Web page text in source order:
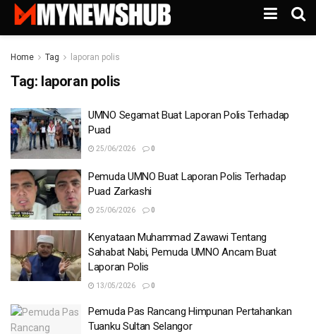
Home Tag laporan polis
Tag: laporan polis
UMNO Segamat Buat Laporan Polis Terhadap
Puad
25/06/2026 0
Pemuda UMNO Buat Laporan Polis Terhadap
Puad Zarkashi
25/06/2026 0
Kenyataan Muhammad Zawawi Tentang
Sahabat Nabi, Pemuda UMNO Ancam Buat
Laporan Polis
13/05/2026 0
Pemuda Pas Rancang Himpunan Pertahankan
Tuanku Sultan Selangor